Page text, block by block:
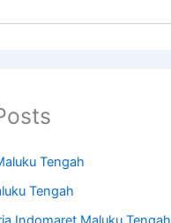
Tengah
Tengah